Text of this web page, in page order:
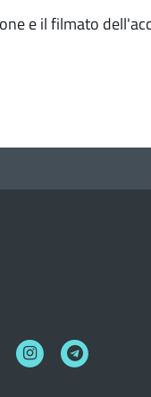
e il filmato
InstagramTelegram